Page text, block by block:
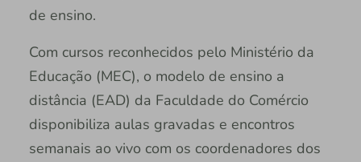
de ensino.
Com cursos reconhecidos pelo Ministério da
Educação (MEC), o modelo de ensino a
distância (EAD) da Faculdade do Comércio
disponibiliza aulas gravadas e encontros
semanais ao vivo com os coordenadores dos